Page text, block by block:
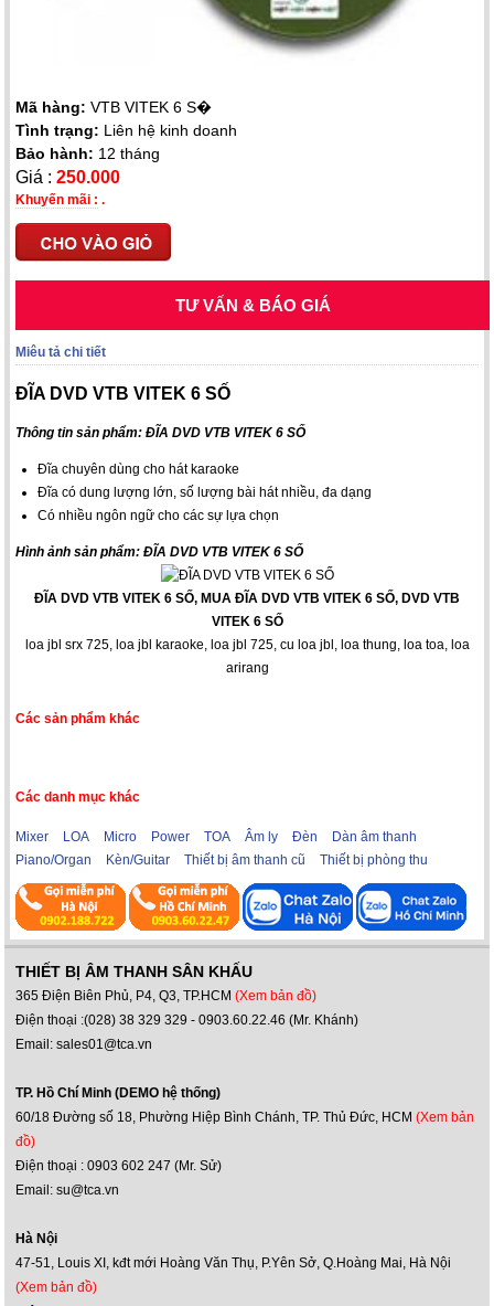
Mã hàng:VTB VITEK 6 S�
Tình trạng: Liên hệ kinh doanh
Bảo hành: 12 tháng
Giá :250.000
Khuyến mãi : .
TƯ VẤN & BÁO GIÁ
Miêu tả chi tiết
ĐĨA DVD VTB VITEK 6 SỐ
Thông tin sản phẩm: ĐĨA DVD VTB VITEK 6 SỐ
Đĩa chuyên dùng cho hát karaoke
Đĩa có dung lượng lớn, số lượng bài hát nhiều, đa dạng
Có nhiều ngôn ngữ cho các sự lựa chọn
Hình ảnh sản phẩm: ĐĨA DVD VTB VITEK 6 SỐ
ĐĨA DVD VTB VITEK 6 SỐ, MUA ĐĨA DVD VTB VITEK 6 SỐ, DVD VTB
VITEK 6 SỐ
loa jbl srx 725, loa jbl karaoke loa jbl 725, cu loa jbl loa thung loa toa loa
arirang
Các sản phẩm khác
Các danh mục khác
Mixer LOA Micro Power TOA Âm ly Đèn
Dàn âm thanh
Piano/Organ
Kèn/Guitar Thiết bị âm thanh cũ Thiết bị phòng thu
THIẾT BỊ ÂM THANH SÂN KHẤU
365 Điện Biên Phủ, P4, Q3, TP.HCM(Xem bản đồ)
Điện thoại :(028) 38 329 329 - 0903.60.22.46 (Mr. Khánh)
Email: sales01@tca.vn
TP. Hồ Chí Minh (DEMO hệ thống)
60/18 Đường số 18, Phường Hiệp Bình Chánh, TP. Thủ Đức, HCM(Xem bản
đồ)
Điện thoại : 0903 602 247 (Mr. Sử)
Email: su@tca.vn
Hà Nội
47-51, Louis XI, kđt mới Hoàng Văn Thụ, P.Yên Sở, Q.Hoàng Mai, Hà Nội
(Xem bản đồ)